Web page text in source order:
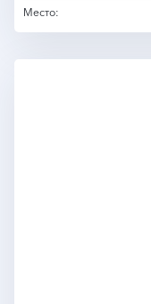
Место: